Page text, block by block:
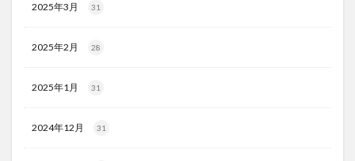
2025年3月 31
2025年2月 28
2025年1月 31
2024年12月 31